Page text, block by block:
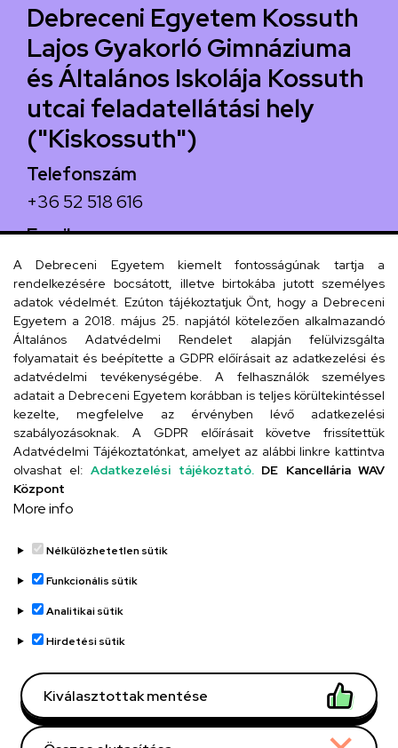
Debreceni Egyetem Kossuth
Lajos Gyakorló Gimnáziuma
és Általános Iskolája Kossuth
utcai feladatellátási hely
("Kiskossuth")
Telefonszám
+36 52 518 616
Email
iskola@kossuth-alt.unideb.hu
Cím
4024 Debrecen, Kossuth utca 33.
Szervezeti telefonkönyv
UD telefonkönyv
Adatvédelem
Adatvédelem
Régi oldal
Technikai információk
A Debreceni Egyetem kiemelt fontosságúnak tartja a
rendelkezésére bocsátott, illetve birtokába jutott személyes
adatok védelmét. Ezúton tájékoztatjuk Önt, hogy a Debreceni
Egyetem a 2018. május 25. napjától kötelezően alkalmazandó
Általános Adatvédelmi Rendelet alapján felülvizsgálta
folyamatait és beépítette a GDPR előírásait az adatkezelési és
adatvédelmi tevékenységébe. A felhasználók személyes
adatait a Debreceni Egyetem korábban is teljes körültekintéssel
kezelte, megfelelve az érvényben lévő adatkezelési
szabályozásoknak. A GDPR előírásait követve frissítettük
Adatvédelmi Tájékoztatónkat, amelyet az alábbi linkre kattintva
olvashat el: Adatkezelési tájékoztató. DE Kancellária WAV
Központ
More info
Nélkülözhetetlen sütik
Funkcionális sütik
Analitikai sütik
Hirdetési sütik
Kiválasztottak mentése